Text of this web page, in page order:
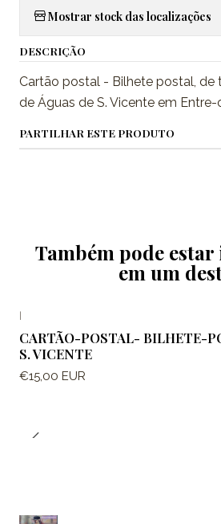
Mostrar stock das localizações
DESCRIÇÃO
Cartão postal - Bilhete postal, de
de Águas de S. Vicente em
PARTILHAR ESTE PRODUTO
Também pode
em um
CARTÃO-POSTAL- BILHETE-
S. VICENTE
€15,00 EUR